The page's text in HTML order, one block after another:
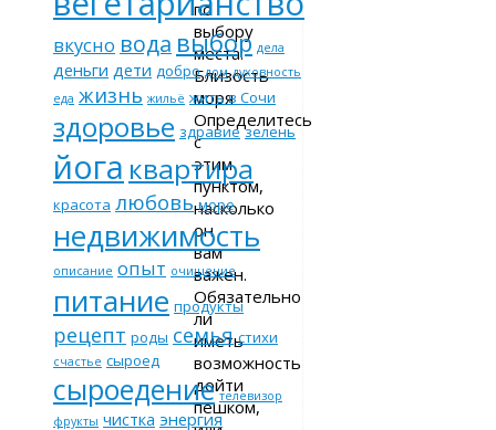
по
выбору
места:
Близость
моря
Определитесь
с
этим
пунктом,
насколько
он
вам
важен.
Обязательно
ли
иметь
возможность
дойти
пешком,
вкусно вода выбор дела
деньги дети добро дом духовность
еда жизнь жильё жить в Сочи
здоровье здравие зелень
йога квартира
красота любовь море
недвижимость
описание опыт очищение
питание продукты
рецепт роды семья стихи
счастье сыроед
сыроедение телевизор
фрукты чистка энергия